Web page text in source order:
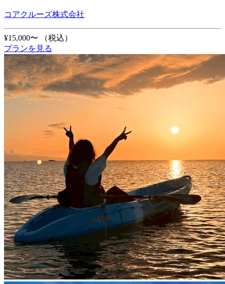
コアクルーズ株式会社
¥15,000〜
（税込）
プランを見る